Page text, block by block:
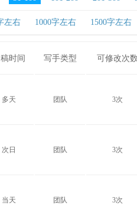
左右 1000字左右 1500字左右
时间 写手类型 可修改次
多天 团队 3次
次日 团队 3次
当天 团队 3次